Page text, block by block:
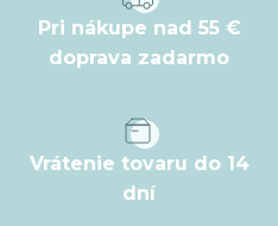
Pri nákupe nad 55 €
doprava zadarmo
Vrátenie tovaru do 14
dní